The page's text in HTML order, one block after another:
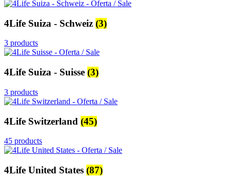
4Life Suiza - Schweiz (3)
3 products
4Life Suiza - Suisse (3)
3 products
4Life Switzerland (45)
45 products
4Life United States (87)